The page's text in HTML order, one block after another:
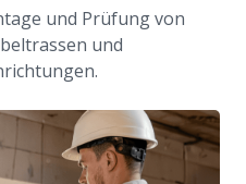
und Prüfung von
und